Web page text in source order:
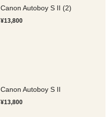
Canon Autoboy S II (2)
¥13,800
Canon Autoboy S II
¥13,800